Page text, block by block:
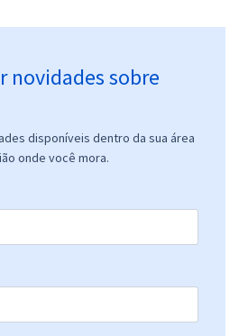
Comprar
- Biomédico (Pós-edital)
deR$39,86
novidades sobre
disponíveis dentro da sua área
onde você mora.